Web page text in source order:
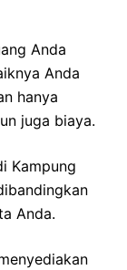
Anda
Anda
hanya
juga biaya.
Kampung
Anda.